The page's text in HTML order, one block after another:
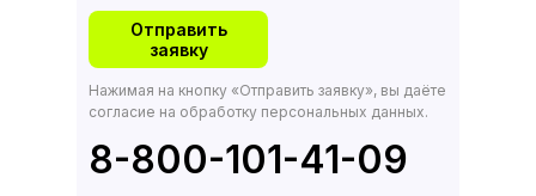
Отправить
заявку
Нажимая на кнопку «Отправить заявку», вы даёте
согласие на обработку персональных данных.
8-800-101-41-09